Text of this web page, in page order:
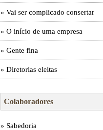
» Vai ser complicado consertar
» O início de uma empresa
» Gente fina
» Diretorias eleitas
Colaboradores
» Sabedoria